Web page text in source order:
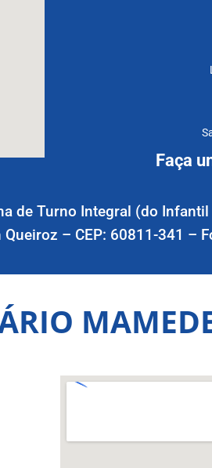
Faça
de Turno Integral (do
– CEP: 60811-341 –